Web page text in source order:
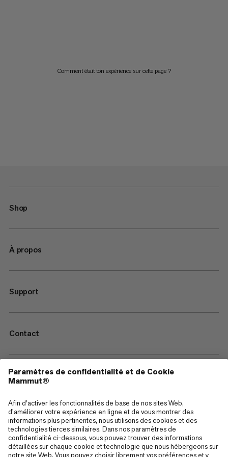
Comment était ton expérience sur cette page ?
Shop
À propos
Support
Contact
—
Sitemap